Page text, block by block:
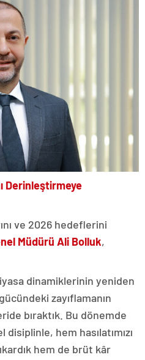
Derinleştirmeye
ve 2026 hedeflerini
Müdürü Ali Bolluk,
dinamiklerinin yeniden
zayıflamanın
bıraktık. Bu dönemde
hem hasılatımızı
hem de brüt kâr